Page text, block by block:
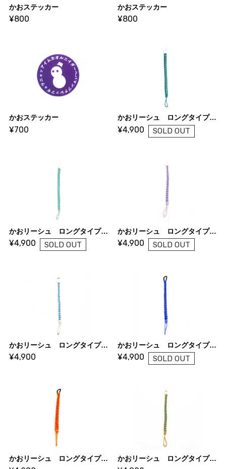
かおステッカー
¥800
かおステッカー
¥800
かおステッカー
¥700
かおリーシュ ロングタイプ ターコイズ×アクアマリン(模様入り)
¥4,900 SOLD OUT
かおリーシュ ロングタイプ トロピカルオーシャアクアマリン×
¥4,900 SOLD OUT
かおリーシュ ロングタイプ アールデコ×パープル
¥4,900 SOLD OUT
かおリーシュ ロングタイプ ホワイト×スカイブルー
¥4,900
かおリーシュ ロングタイプ ブルー×スカイブルー
¥4,900 SOLD OUT
かおリーシュ ロングタイプ レッド×オレンジ かおリーシュ ロングタイプ イエローダイヤモンド×アクアマリン